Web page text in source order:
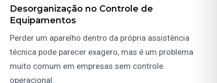
Desorganização no Controle de
Equipamentos
Perder um aparelho dentro da própria assistência
técnica pode parecer exagero, mas é um problema
muito comum em empresas sem controle
operacional.